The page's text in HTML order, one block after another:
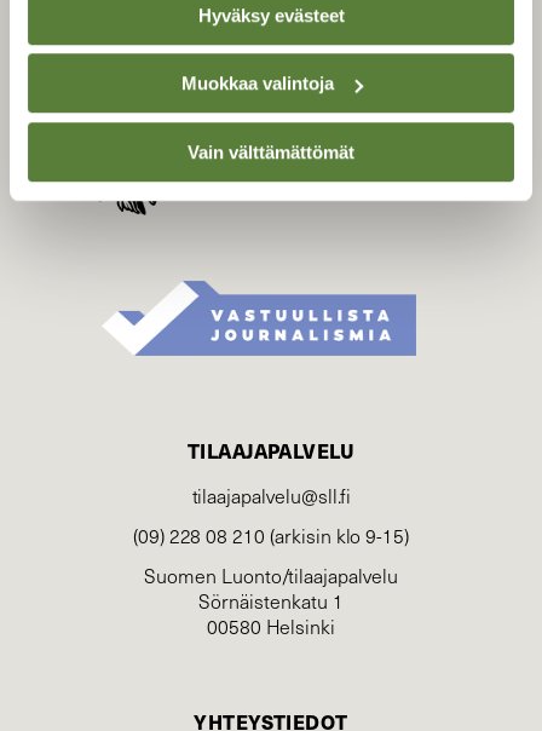
Hyväksy evästeet
Muokkaa valintoja
Vain välttämättömät
SUOMEN LUONNON­
Suomen Luonto -lehden
kustantaja onSuomen
luonnonsuojelu­liitto.
TILAAJAPALVELU
tilaajapalvelu@sll.fi
(09) 228 08 210 (arkisin klo 9-15)
Suomen Luonto/tilaajapalvelu
Sörnäistenkatu 1
00580 Helsinki
YHTEYSTIEDOT